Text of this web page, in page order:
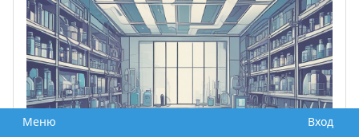
Меню Вход